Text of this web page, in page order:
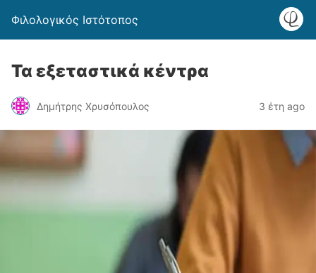
Φιλολογικός Ιστότοπος
Τα εξεταστικά κέντρα
Δημήτρης Χρυσόπουλος 3 έτη ago